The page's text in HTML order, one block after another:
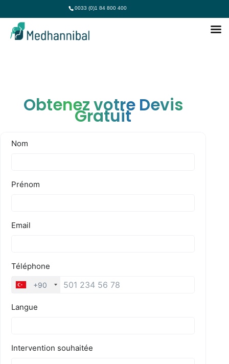
0033 (0)1 84 800 400
Obtenez votre Devis
Gratuit